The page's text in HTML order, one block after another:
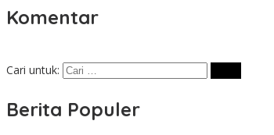
Komentar
Cari untuk:
Berita Populer